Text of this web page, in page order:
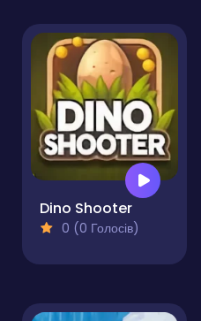
Dino Shooter
0 (0 Голосів)